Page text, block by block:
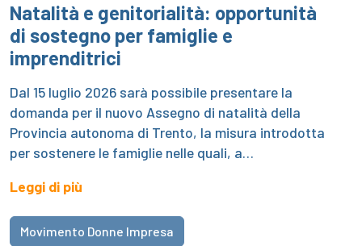
Natalità e genitorialità: opportunità
di sostegno per famiglie e
imprenditrici
Dal 15 luglio 2026 sarà possibile presentare la
domanda per il nuovo Assegno di natalità della
Provincia autonoma di Trento, la misura introdotta
per sostenere le famiglie nelle quali, a…
Leggi di più
Movimento Donne Impresa